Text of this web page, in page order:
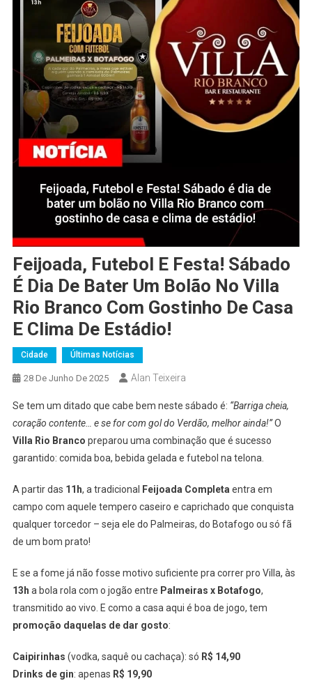
Feijoada, Futebol E Festa! Sábado
É Dia De Bater Um Bolão No Villa
Rio Branco Com Gostinho De Casa
E Clima De Estádio!
Cidade Últimas Notícias
28 De Junho De 2025 Alan Teixeira
Se tem um ditado que cabe bem neste sábado é: “Barriga cheia,
coração contente… e se for com gol do Verdão, melhor ainda!”O
Villa Rio Branco preparou uma combinação que é sucesso
garantido: comida boa, bebida gelada e futebol na telona.
A partir das 11h, a tradicional Feijoada Completa entra em
campo com aquele tempero caseiro e caprichado que conquista
qualquer torcedor – seja ele do Palmeiras, do Botafogo ou só fã
de um bom prato!
E se a fome já não fosse motivo suficiente pra correr pro Villa, às
13h a bola rola com o jogão entre Palmeiras x Botafogo,
transmitido ao vivo. E como a casa aqui é boa de jogo, tem
promoção daquelas de dar gosto:
Caipirinhas (vodka, saquê ou cachaça): só R$ 14,90
Drinks de gin: apenas R$ 19,90